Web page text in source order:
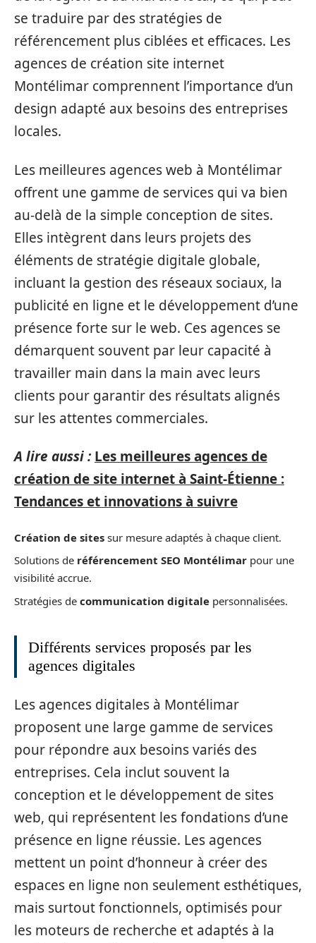
se traduire par des stratégies de
référencement plus ciblées et efficaces. Les
agences de création site internet
Montélimar comprennent l’importance d’un
design adapté aux besoins des entreprises
locales.
Les meilleures agences web à Montélimar
offrent une gamme de services qui va bien
au-delà de la simple conception de sites.
Elles intègrent dans leurs projets des
éléments de stratégie digitale globale,
incluant la gestion des réseaux sociaux, la
publicité en ligne et le développement d’une
présence forte sur le web. Ces agences se
démarquent souvent par leur capacité à
travailler main dans la main avec leurs
clients pour garantir des résultats alignés
sur les attentes commerciales.
A lire aussi : Les meilleures agences de
création de site internet à Saint-Étienne :
Tendances et innovations à suivre
Création de sites sur mesure adaptés à chaque client.
Solutions de référencement SEO Montélimar pour une
visibilité accrue.
Stratégies de communication digitale personnalisées.
Différents services proposés par les
agences digitales
Les agences digitales à Montélimar
proposent une large gamme de services
pour répondre aux besoins variés des
entreprises. Cela inclut souvent la
conception et le développement de sites
web, qui représentent les fondations d’une
présence en ligne réussie. Les agences
mettent un point d’honneur à créer des
espaces en ligne non seulement esthétiques,
mais surtout fonctionnels, optimisés pour
les moteurs de recherche et adaptés à la